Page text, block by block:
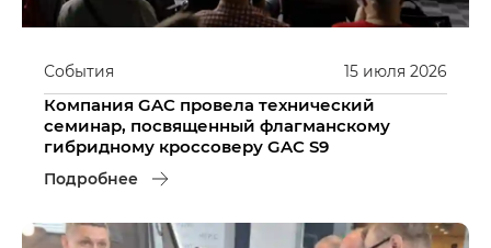
15 июля 2026
События
Компания GAC провела технический
семинар, посвященный флагманскому
гибридному кроссоверу GAC S9
Подробнее